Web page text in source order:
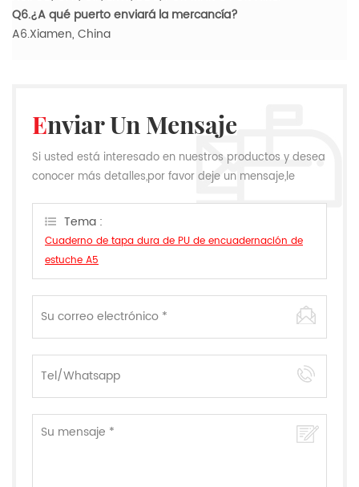
Q6.¿A qué puerto enviará la mercancía?
A6.Xiamen, China
Enviar Un Mensaje
Si usted está interesado en nuestros productos y desea
conocer más detalles,por favor deje un mensaje,le
Tema :
Cuaderno de tapa dura de PU de encuadernación de
estuche A5